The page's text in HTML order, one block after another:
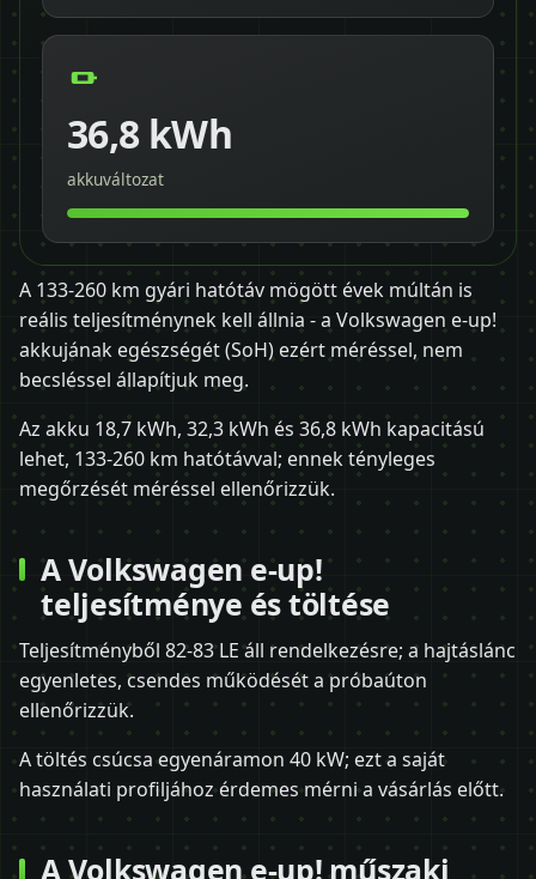
36,8 kWh
akkuváltozat
A 133-260 km gyári hatótáv mögött évek múltán is
reális teljesítménynek kell állnia - a Volkswagen e-up!
akkujának egészségét (SoH) ezért méréssel, nem
becsléssel állapítjuk meg.
Az akku 18,7 kWh, 32,3 kWh és 36,8 kWh kapacitású
lehet, 133-260 km hatótávval; ennek tényleges
megőrzését méréssel ellenőrizzük.
A Volkswagen e-up!
teljesítménye és töltése
Teljesítményből 82-83 LE áll rendelkezésre; a hajtáslánc
egyenletes, csendes működését a próbaúton
ellenőrizzük.
A töltés csúcsa egyenáramon 40 kW; ezt a saját
használati profiljához érdemes mérni a vásárlás előtt.
A Volkswagen e-up! műszaki